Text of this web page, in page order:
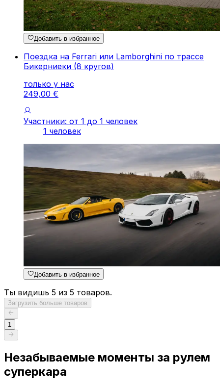
Добавить в избранное
Поездка на Ferrari или Lamborghini по трассе
Бикерниеки (8 кругов)
только у нас
249,00 €
Участники: от 1 до 1 человек
1 человек
Добавить в избранное
Ты видишь 5 из 5 товаров.
Загрузить больше товаров
1
Незабываемые моменты за рулем
суперкара